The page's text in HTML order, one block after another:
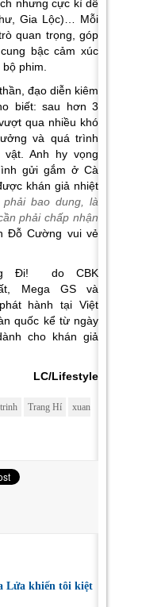
nhưng cực kì dễ
Gia Lộc)… Mỗi
quan trọng, góp
bậc cảm xúc
phim.
đạo diễn kiêm
biết: sau hơn 3
qua nhiều khó
và quá trình
Anh hy vọng
gửi gắm ở Cà
khán giả nhiệt
phải bao dung, là
phải chấp nhận
Đỗ Cường vui vẻ
Đi! do CBK
Mega GS và
hành tại Việt
quốc kể từ ngày
cho khán giả
LC/Lifestyle
Trang Hí
xuan
Lửa khiến tôi kiệt